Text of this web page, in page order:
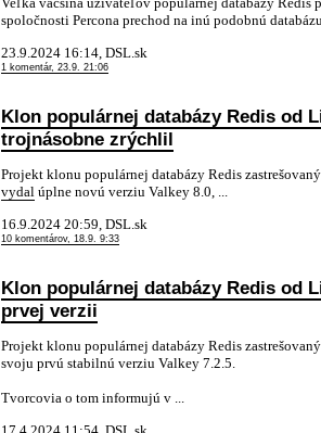
spoločnosti Percona prechod na inú podobnú
23.9.2024 16:14, DSL.sk
1 komentár, 23.9. 21:06
Klon populárnej databázy Redis od
trojnásobne zrýchlil
Projekt klonu populárnej databázy Redis
vydal úplne novú verziu Valkey 8.0, ...
16.9.2024 20:59, DSL.sk
10 komentárov, 18.9. 9:33
Klon populárnej databázy Redis od
prvej verzii
Projekt klonu populárnej databázy Redis
svoju prvú stabilnú verziu Valkey 7.2.5.
Tvorcovia o tom informujú v ...